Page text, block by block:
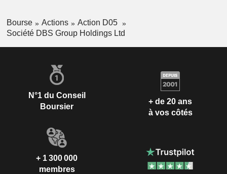
Bourse Actions
Action D05
Société DBS Group Holdings Ltd
N°1 du Conseil
Boursier
+ de 20 ans
à vos côtés
+ 1 300 000
membres